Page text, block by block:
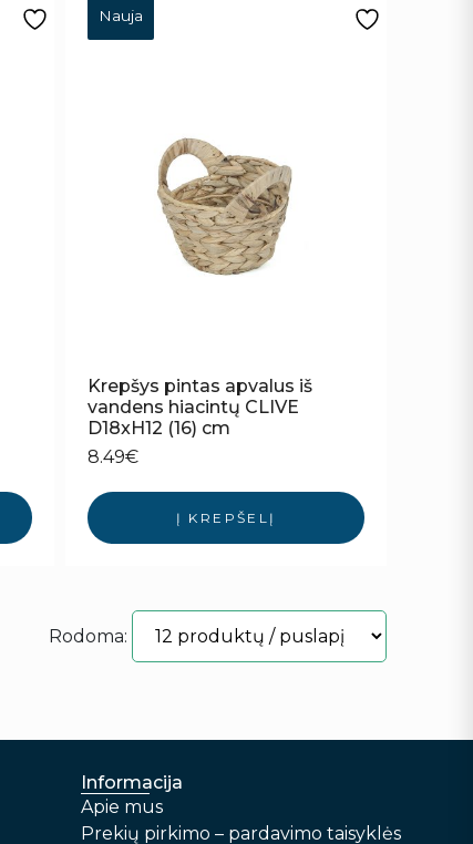
Nauja
Krepšys pintas apvalus iš
vandens hiacintų CLIVE
D18xH12 (16) cm
8.49€
Į KREPŠELĮ
Rodoma:
Informacija
Apie mus
Prekių pirkimo – pardavimo taisyklės